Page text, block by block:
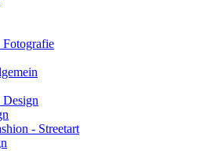
Fotografie
Design
- Streetart